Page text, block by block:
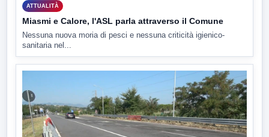
ATTUALITÀ
Miasmi e Calore, l'ASL parla attraverso il Comune
Nessuna nuova moria di pesci e nessuna criticità igienico-
sanitaria nel...